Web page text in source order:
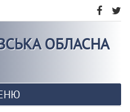
ОБЛАСНА